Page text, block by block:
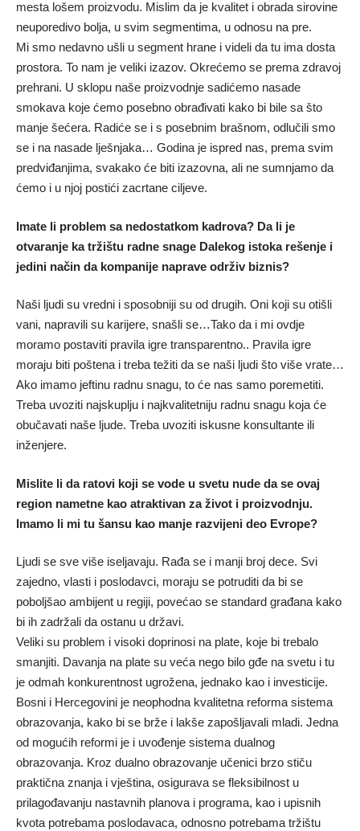
mesta lošem proizvodu. Mislim da je kvalitet i obrada sirovine
neuporedivo bolja, u svim segmentima, u odnosu na pre.
Mi smo nedavno ušli u segment hrane i videli da tu ima dosta
prostora. To nam je veliki izazov. Okrećemo se prema zdravoj
prehrani. U sklopu naše proizvodnje sadićemo nasade
smokava koje ćemo posebno obrađivati kako bi bile sa što
manje šećera. Radiće se i s posebnim brašnom, odlučili smo
se i na nasade lješnjaka… Godina je ispred nas, prema svim
predviđanjima, svakako će biti izazovna, ali ne sumnjamo da
ćemo i u njoj postići zacrtane ciljeve.
Imate li problem sa nedostatkom kadrova? Da li je
otvaranje ka tržištu radne snage Dalekog istoka rešenje i
jedini način da kompanije naprave održiv biznis?
Naši ljudi su vredni i sposobniji su od drugih. Oni koji su otišli
vani, napravili su karijere, snašli se…Tako da i mi ovdje
moramo postaviti pravila igre transparentno.. Pravila igre
moraju biti poštena i treba težiti da se naši ljudi što više vrate…
Ako imamo jeftinu radnu snagu, to će nas samo poremetiti.
Treba uvoziti najskuplju i najkvalitetniju radnu snagu koja će
obučavati naše ljude. Treba uvoziti iskusne konsultante ili
inženjere.
Mislite li da ratovi koji se vode u svetu nude da se ovaj
region nametne kao atraktivan za život i proizvodnju.
Imamo li mi tu šansu kao manje razvijeni deo Evrope?
Ljudi se sve više iseljavaju. Rađa se i manji broj dece. Svi
zajedno, vlasti i poslodavci, moraju se potruditi da bi se
poboljšao ambijent u regiji, povećao se standard građana kako
bi ih zadržali da ostanu u državi.
Veliki su problem i visoki doprinosi na plate, koje bi trebalo
smanjiti. Davanja na plate su veća nego bilo gđe na svetu i tu
je odmah konkurentnost ugrožena, jednako kao i investicije.
Bosni i Hercegovini je neophodna kvalitetna reforma sistema
obrazovanja, kako bi se brže i lakše zapošljavali mladi. Jedna
od mogućih reformi je i uvođenje sistema dualnog
obrazovanja. Kroz dualno obrazovanje učenici brzo stiču
praktična znanja i vještina, osigurava se fleksibilnost u
prilagođavanju nastavnih planova i programa, kao i upisnih
kvota potrebama poslodavaca, odnosno potrebama tržištu